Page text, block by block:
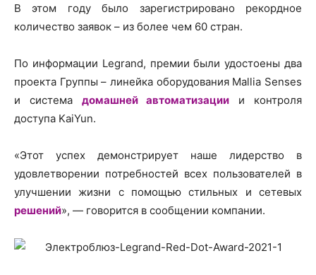
В этом году было зарегистрировано рекордное
количество заявок – из более чем 60 стран.
По информации Legrand, премии были удостоены два
проекта Группы – линейка оборудования Mallia Senses
и система домашней автоматизации и контроля
доступа KaiYun.
«Этот успех демонстрирует наше лидерство в
удовлетворении потребностей всех пользователей в
улучшении жизни с помощью стильных и сетевых
решений», — говорится в сообщении компании.